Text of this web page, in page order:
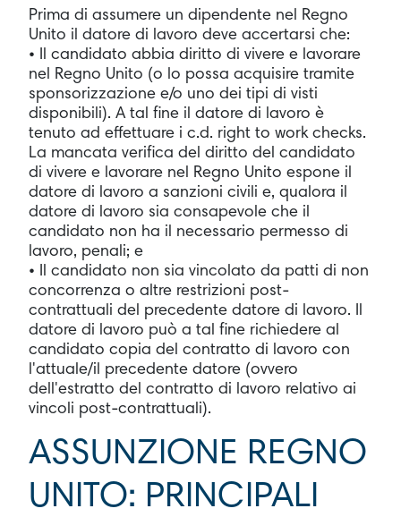
Prima di assumere un dipendente nel Regno
Unito il datore di lavoro deve accertarsi che:
• Il candidato abbia diritto di vivere e lavorare
nel Regno Unito (o lo possa acquisire tramite
sponsorizzazione e/o uno dei tipi di visti
disponibili). A tal fine il datore di lavoro è
tenuto ad effettuare i c.d. right to work checks.
La mancata verifica del diritto del candidato
di vivere e lavorare nel Regno Unito espone il
datore di lavoro a sanzioni civili e, qualora il
datore di lavoro sia consapevole che il
candidato non ha il necessario permesso di
lavoro, penali; e
• Il candidato non sia vincolato da patti di non
concorrenza o altre restrizioni post-
contrattuali del precedente datore di lavoro. Il
datore di lavoro può a tal fine richiedere al
candidato copia del contratto di lavoro con
l'attuale/il precedente datore (ovvero
dell'estratto del contratto di lavoro relativo ai
vincoli post-contrattuali).
ASSUNZIONE REGNO
UNITO: PRINCIPALI